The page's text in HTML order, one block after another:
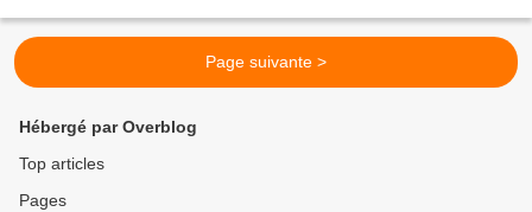
Page suivante >
Hébergé par Overblog
Top articles
Pages